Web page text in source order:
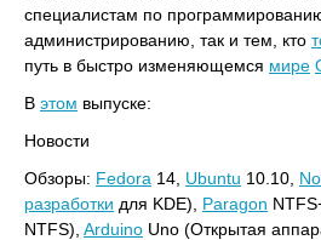
специалистам по
администрированию, так и тем, кто
путь в быстро изменяющемся мире
В этом выпуске:
Новости
Обзоры: Fedora 14, Ubuntu 10.10,
разработки для KDE), Paragon
NTFS), Arduino Uno (Открытая